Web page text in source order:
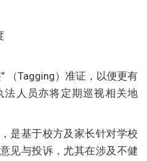
（Tagging）准证，以便更有
法人员亦将定期巡视相关地
是基于校方及家长针对学校
见与投诉，尤其在涉及不健